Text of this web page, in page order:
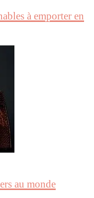
à emporter en
au monde